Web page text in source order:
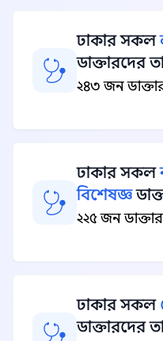
ঢাকার সকল
ডাক্তারদের
২৪৩ জন
ঢাকার সকল
বিশেষজ্ঞ
২২৫ জন ডাক্তার
ঢাকার সকল
ডাক্তারদের